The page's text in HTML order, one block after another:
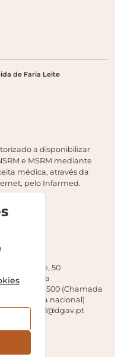
de Faria Leite
a disponibilizar
e MSRM mediante
médica, através da
pelo Infarmed.
Grande, 50
093 Lisboa
+351 213 239 500 (Chamada
a rede fixa nacional)
dirgeral@dgav.pt